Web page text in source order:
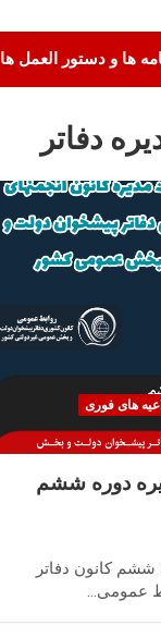
ها و دستور العمل ها
دفاتر
های فوری
دوره ششم
کانون دفاتر
عمومی…